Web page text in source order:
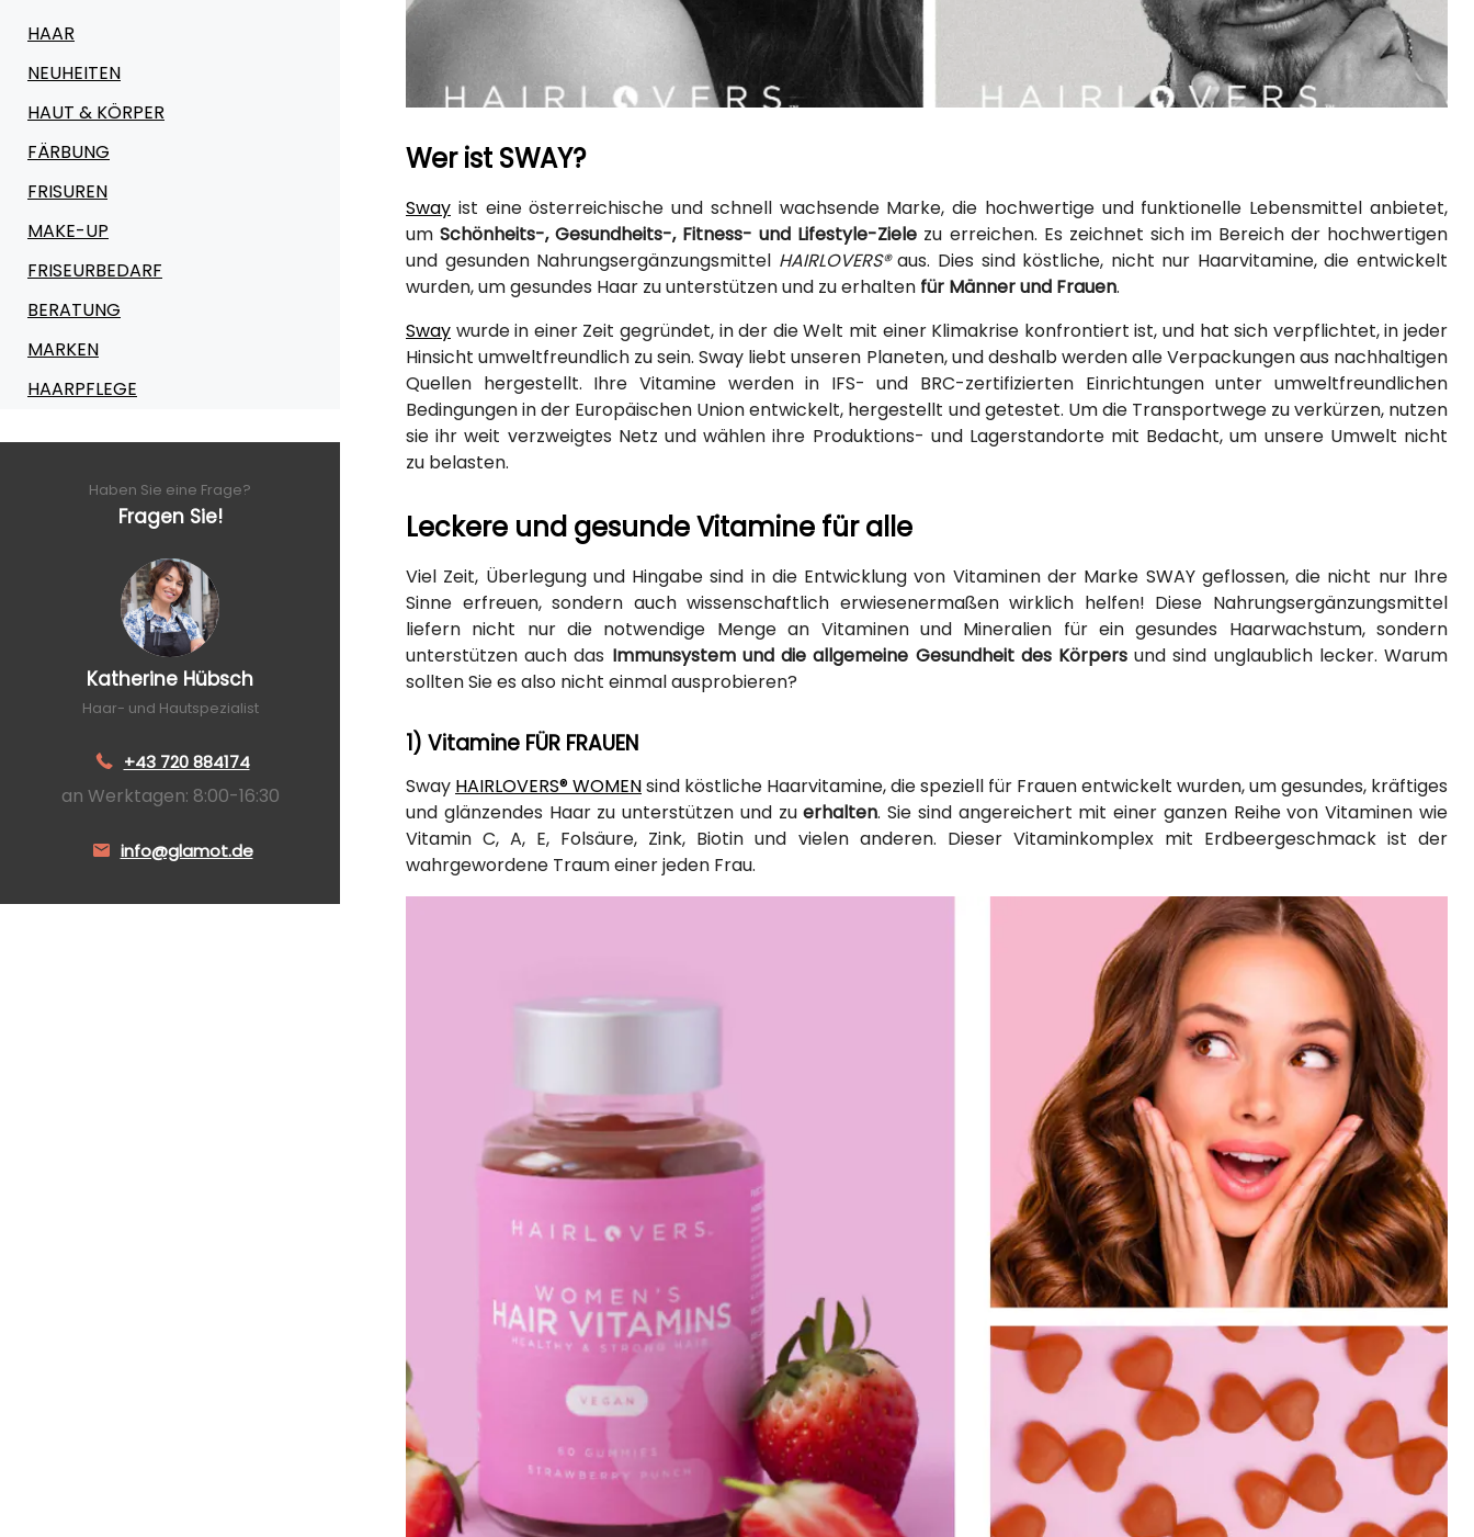
HAAR
NEUHEITEN
HAUT & KÖRPER
FÄRBUNG
FRISUREN
MAKE-UP
FRISEURBEDARF
BERATUNG
MARKEN
HAARPFLEGE
Haben Sie eine Frage?
Fragen Sie!
Katherine Hübsch
Haar- und Hautspezialist
+43 720 884174
an Werktagen: 8:00-16:30
info@glamot.de
Wer ist SWAY?
Sway ist eine österreichische und schnell wachsende Marke, die hochwertige und funktionelle Lebensmittel anbietet,
umSchönheits-, Gesundheits-, Fitness- und Lifestyle-Ziele zu erreichen. Es zeichnet sich im Bereich der hochwertigen
und gesunden Nahrungsergänzungsmittel HAIRLOVERS®aus. Dies sind köstliche, nicht nur Haarvitamine, die entwickelt
wurden, um gesundes Haar zu unterstützen und zu erhalten für Männer und Frauen.
Sway wurde in einer Zeit gegründet, in der die Welt mit einer Klimakrise konfrontiert ist, und hat sich verpflichtet, in jeder
Hinsicht umweltfreundlich zu sein. Sway liebt unseren Planeten, und deshalb werden alle Verpackungen aus nachhaltigen
Quellen hergestellt. Ihre Vitamine werden in IFS- und BRC-zertifizierten Einrichtungen unter umweltfreundlichen
Bedingungen in der Europäischen Union entwickelt, hergestellt und getestet. Um die Transportwege zu verkürzen, nutzen
sie ihr weit verzweigtes Netz und wählen ihre Produktions- und Lagerstandorte mit Bedacht, um unsere Umwelt nicht
zu belasten.
Leckere und gesunde Vitamine für alle
Viel Zeit, Überlegung und Hingabe sind in die Entwicklung von Vitaminen der Marke SWAY geflossen, die nicht nur Ihre
Sinne erfreuen, sondern auch wissenschaftlich erwiesenermaßen wirklich helfen! Diese Nahrungsergänzungsmittel
liefern nicht nur die notwendige Menge an Vitaminen und Mineralien für ein gesundes Haarwachstum, sondern
unterstützen auch das Immunsystem und die allgemeine Gesundheit des Körpersund sind unglaublich lecker. Warum
sollten Sie es also nicht einmal ausprobieren?
1) Vitamine FÜR FRAUEN
Sway HAIRLOVERS® WOMENsind köstliche Haarvitamine, die speziell für Frauen entwickelt wurden, um gesundes, kräftiges
und glänzendes Haar zu unterstützen und zuerhalten. Sie sind angereichert mit einer ganzen Reihe von Vitaminen wie
Vitamin C, A, E, Folsäure, Zink, Biotin und vielen anderen. Dieser Vitaminkomplex mit Erdbeergeschmack ist der
wahrgewordene Traum einer jeden Frau.